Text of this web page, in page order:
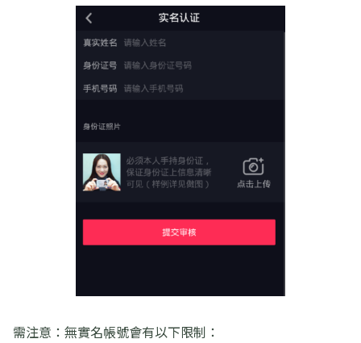
需注意：無實名帳號會有以下限制：